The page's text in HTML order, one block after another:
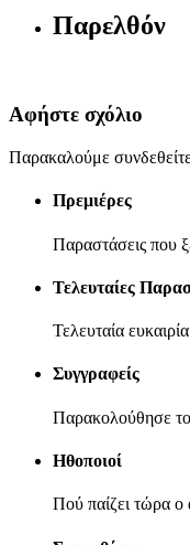
Παρελθόν
Αφήστε σχόλιο
Παρακαλούμε
Πρεμιέρες
Παραστάσεις που
Τελευταίες
Τελευταία
Συγγραφείς
Παρακολούθησε
Ηθοποιοί
Πού παίζει τώρα ο